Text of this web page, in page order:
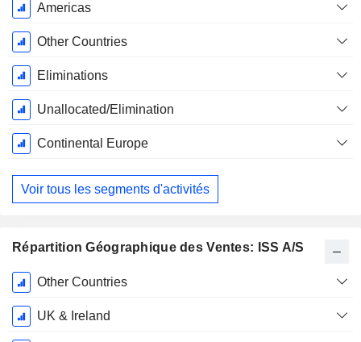
Americas
Other Countries
Eliminations
Unallocated/Elimination
Continental Europe
Voir tous les segments d'activités
Répartition Géographique des Ventes: ISS A/S
Période
Fiscale:
Décembre
Other Countries
UK & Ireland